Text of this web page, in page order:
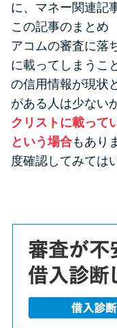
に、マネー関連記
この記事のまとめ
アコムの審査に落
に載ってしまうこ
の信用情報が現状
がある人は少ない
クリストに載って
という場合もあり
度確認してみては